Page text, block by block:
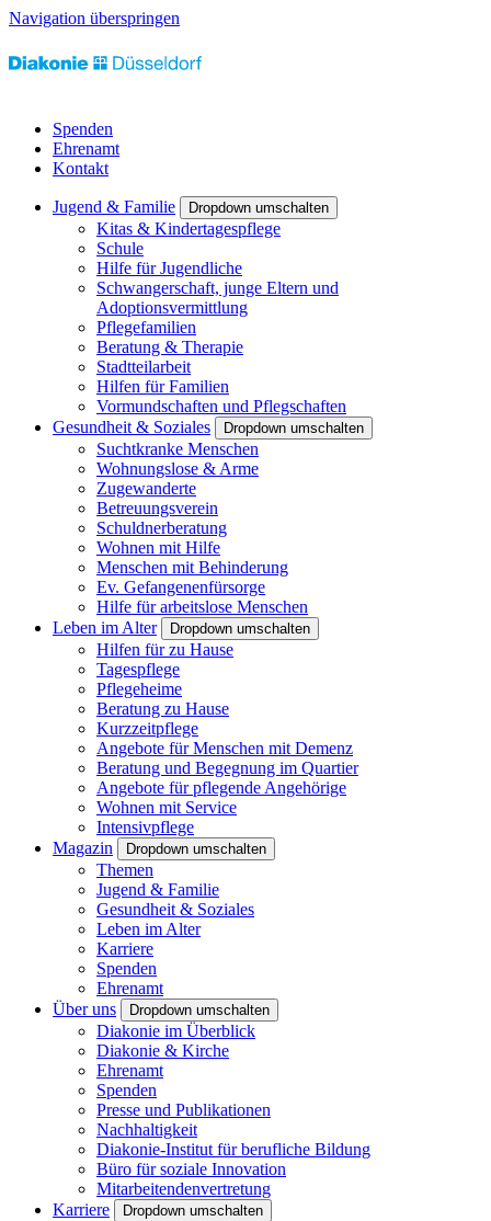
Navigation überspringen
Spenden
Ehrenamt
Kontakt
Jugend & Familie Dropdown umschalten
Kitas & Kindertagespflege
Schule
Hilfe für Jugendliche
Schwangerschaft, junge Eltern und
Adoptionsvermittlung
Pflegefamilien
Beratung & Therapie
Stadtteilarbeit
Hilfen für Familien
Vormundschaften und Pflegschaften
Gesundheit & Soziales
Dropdown umschalten
Suchtkranke Menschen
Wohnungslose & Arme
Zugewanderte
Betreuungsverein
Schuldnerberatung
Wohnen mit Hilfe
Menschen mit Behinderung
Ev. Gefangenenfürsorge
Hilfe für arbeitslose Menschen
Leben im Alter
Dropdown umschalten
Hilfen für zu Hause
Tagespflege
Pflegeheime
Beratung zu Hause
Kurzzeitpflege
Angebote für Menschen mit Demenz
Beratung und Begegnung im Quartier
Angebote für pflegende Angehörige
Wohnen mit Service
Intensivpflege
Magazin
Dropdown umschalten
Themen
Jugend & Familie
Gesundheit & Soziales
Leben im Alter
Karriere
Spenden
Ehrenamt
Über uns
Dropdown umschalten
Diakonie im Überblick
Diakonie & Kirche
Ehrenamt
Spenden
Presse und Publikationen
Nachhaltigkeit
Diakonie-Institut für berufliche Bildung
Büro für soziale Innovation
Mitarbeitendenvertretung
Karriere
Dropdown umschalten